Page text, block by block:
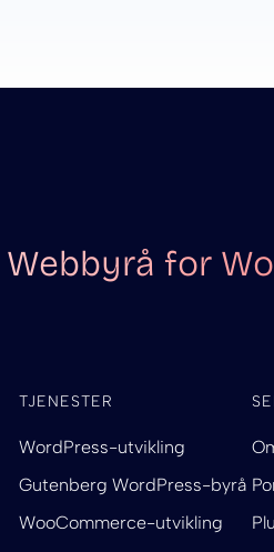
Webbyrå for
TJENESTER
WordPress-utvikling
Gutenberg WordPress-byrå
WooCommerce-utvikling